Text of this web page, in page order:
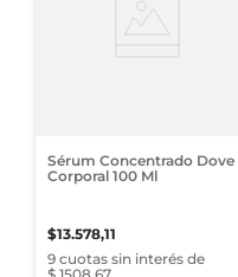
Sérum Concentrado Dove
Corporal 100 Ml
$13.578,11
9 cuotas sin interés de